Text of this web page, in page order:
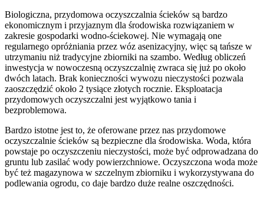
Biologiczna, przydomowa oczyszczalnia ścieków są bardzo
ekonomicznym i przyjaznym dla środowiska rozwiązaniem w
zakresie gospodarki wodno-ściekowej. Nie wymagają one
regularnego opróżniania przez wóz asenizacyjny, więc są tańsze w
utrzymaniu niż tradycyjne zbiorniki na szambo. Według obliczeń
inwestycja w nowoczesną oczyszczalnię zwraca się już po około
dwóch latach. Brak konieczności wywozu nieczystości pozwala
zaoszczędzić około 2 tysiące złotych rocznie. Eksploatacja
przydomowych oczyszczalni jest wyjątkowo tania i
bezproblemowa.
Bardzo istotne jest to, że oferowane przez nas przydomowe
oczyszczalnie ścieków są bezpieczne dla środowiska. Woda, która
powstaje po oczyszczeniu nieczystości, może być odprowadzana do
gruntu lub zasilać wody powierzchniowe. Oczyszczona woda może
być też magazynowa w szczelnym zbiorniku i wykorzystywana do
podlewania ogrodu, co daje bardzo duże realne oszczędności.